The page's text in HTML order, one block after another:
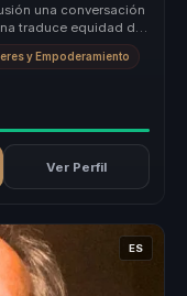
una conversación
traduce equidad de
y Empoderamiento
Ver Perfil
ES